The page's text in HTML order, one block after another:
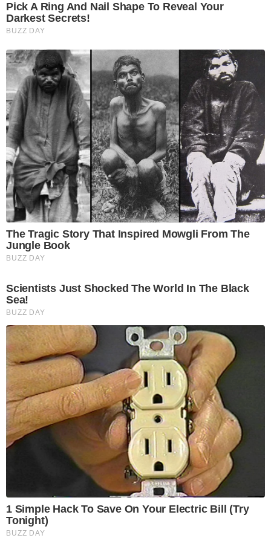
Pick A Ring And Nail Shape To Reveal Your
Darkest Secrets!
BUZZ DAY
The Tragic Story That Inspired Mowgli From The
Jungle Book
BUZZ DAY
Scientists Just Shocked The World In The Black
Sea!
BUZZ DAY
1 Simple Hack To Save On Your Electric Bill (Try
Tonight)
BUZZ DAY